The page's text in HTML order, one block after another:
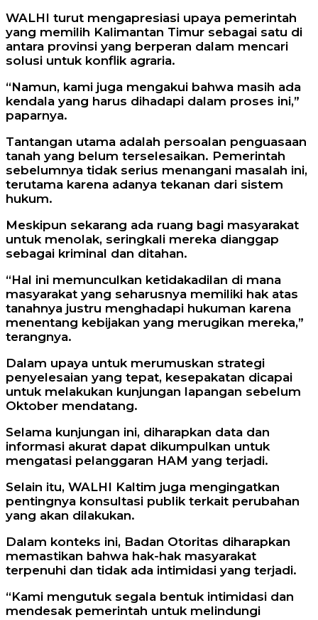
WALHI turut mengapresiasi upaya pemerintah
yang memilih Kalimantan Timur sebagai satu di
antara provinsi yang berperan dalam mencari
solusi untuk konflik agraria.
“Namun, kami juga mengakui bahwa masih ada
kendala yang harus dihadapi dalam proses ini,”
paparnya.
Tantangan utama adalah persoalan penguasaan
tanah yang belum terselesaikan. Pemerintah
sebelumnya tidak serius menangani masalah ini,
terutama karena adanya tekanan dari sistem
hukum.
Meskipun sekarang ada ruang bagi masyarakat
untuk menolak, seringkali mereka dianggap
sebagai kriminal dan ditahan.
“Hal ini memunculkan ketidakadilan di mana
masyarakat yang seharusnya memiliki hak atas
tanahnya justru menghadapi hukuman karena
menentang kebijakan yang merugikan mereka,”
terangnya.
Dalam upaya untuk merumuskan strategi
penyelesaian yang tepat, kesepakatan dicapai
untuk melakukan kunjungan lapangan sebelum
Oktober mendatang.
Selama kunjungan ini, diharapkan data dan
informasi akurat dapat dikumpulkan untuk
mengatasi pelanggaran HAM yang terjadi.
Selain itu, WALHI Kaltim juga mengingatkan
pentingnya konsultasi publik terkait perubahan
yang akan dilakukan.
Dalam konteks ini, Badan Otoritas diharapkan
memastikan bahwa hak-hak masyarakat
terpenuhi dan tidak ada intimidasi yang terjadi.
“Kami mengutuk segala bentuk intimidasi dan
mendesak pemerintah untuk melindungi